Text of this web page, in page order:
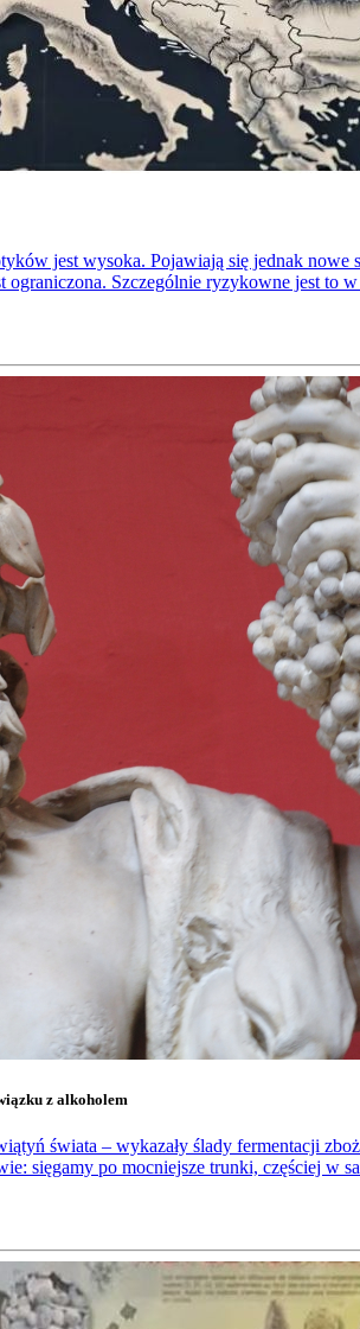
jest wysoka. Pojawiają się jednak
ograniczona. Szczególnie ryzykowne jest
z alkoholem
świata – wykazały ślady fermentacji
sięgamy po mocniejsze trunki, częściej w